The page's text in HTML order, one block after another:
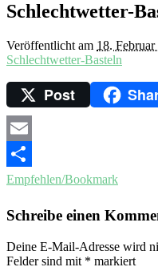
Schlechtwetter-
Veröffentlicht am 18. Februar
Schlechtwetter-Basteln
Post
Email
Empfehlen/Bookmark
Schreibe einen
Deine E-Mail-Adresse wird
Felder sind mit * markiert